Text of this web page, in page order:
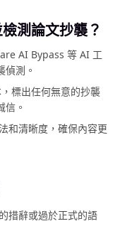
測論文抄襲？
AI Bypass 等 AI 工
測。
標出任何無意的抄襲
信。
和清晰度，確保內容更
措辭或過於正式的語